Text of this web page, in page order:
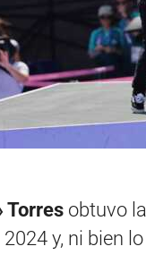
Torres obtuvo
y, ni bien